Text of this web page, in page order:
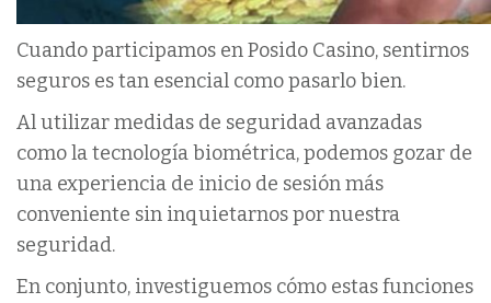
Cuando participamos en Posido Casino, sentirnos
seguros es tan esencial como pasarlo bien.
Al utilizar medidas de seguridad avanzadas
como la tecnología biométrica, podemos gozar de
una experiencia de inicio de sesión más
conveniente sin inquietarnos por nuestra
seguridad.
En conjunto, investiguemos cómo estas funciones